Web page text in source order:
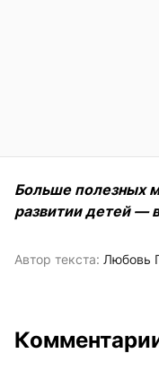
Больше полезных
развитии детей —
Автор текста: Любовь